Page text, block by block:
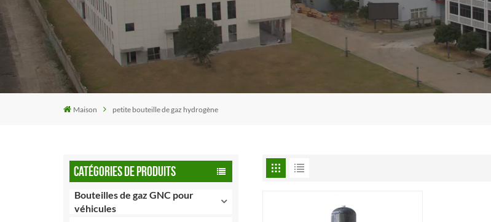
Maison petite bouteille de gaz hydrogène
CATÉGORIES DE PRODUITS
Bouteilles de gaz GNC pour
véhicules